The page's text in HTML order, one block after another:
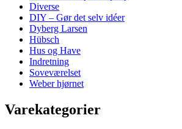
Diverse
DIY – Gør det selv idéer
Dyberg Larsen
Hübsch
Hus og Have
Indretning
Soveværelset
Weber hjørnet
Varekategorier